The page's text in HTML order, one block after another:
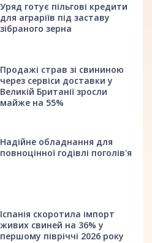
Уряд готує пільгові кредити
для аграріїв під заставу
зібраного зерна
Продажі страв зі свининою
через сервіси доставки у
Великій Британії зросли
майже на 55%
Надійне обладнання для
повноцінної годівлі поголів'я
Іспанія скоротила імпорт
живих свиней на 36% у
першому півріччі 2026 року